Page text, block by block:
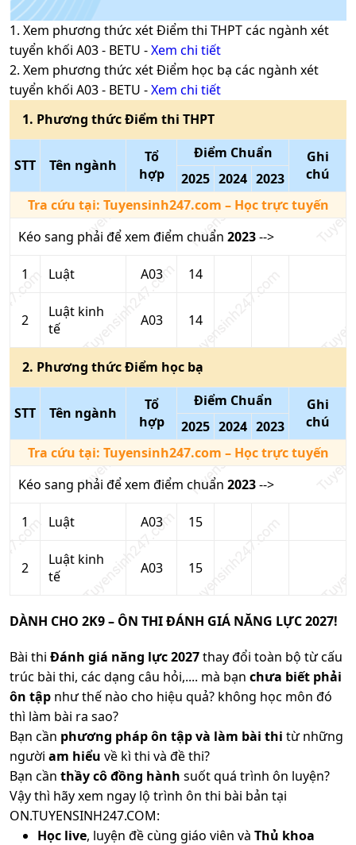
1. Xem phương thức xétĐiểm thi THPTcác ngành xét
tuyển khối A03- BETU -Xem chi tiết
2. Xem phương thức xétĐiểm học bạ các ngành xét
tuyển khối A03- BETU -Xem chi tiết
1. Phương thứcĐiểm thi THPT
STT Tên ngành
Tổ
hợp
Điểm Chuẩn
Ghi
chú
2025 2024 2023
Tra cứu tại: Tuyensinh247.com – Học trực tuyến
Kéo sang phải để xem điểm chuẩn 2023-->
1 Luật A03 14
2
Luật kinh
tế
A03 14
2. Phương thứcĐiểm học bạ
STT Tên ngành
Tổ
hợp
Điểm Chuẩn
Ghi
chú
2025 2024 2023
Tra cứu tại: Tuyensinh247.com – Học trực tuyến
Kéo sang phải để xem điểm chuẩn 2023-->
1 Luật A03 15
2
Luật kinh
tế
A03 15
DÀNH CHO 2K9 – ÔN THI ĐÁNH GIÁ NĂNG LỰC 2027!
Bài thi Đánh giá năng lực 2027thay đổi toàn bộ từ cấu
trúc bài thi, các dạng câu hỏi,.... mà bạn chưa biết phải
ôn tập như thế nào cho hiệu quả? không học môn đó
thì làm bài ra sao?
Bạn cần phương pháp ôn tập và làm bài thi từ những
người am hiểu về kì thi và đề thi?
Bạn cần thầy cô đồng hành suốt quá trình ôn luyện?
Vậy thì hãy xem ngay lộ trình ôn thi bài bản tại
ON.TUYENSINH247.COM:
Học live, luyện đề cùng giáo viên và Thủ khoa